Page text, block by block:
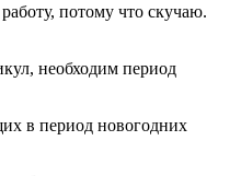
потому что скучаю.
необходим период
в период новогодних